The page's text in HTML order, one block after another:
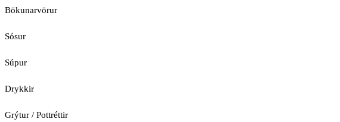
Bökunarvörur
Sósur
Súpur
Drykkir
Grýtur / Pottréttir